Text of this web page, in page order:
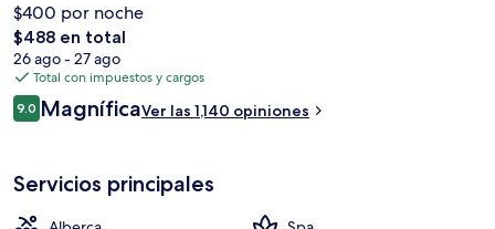
alberca y el personal amable.
$400 por noche
El
precio
total
es
de
$488 en total
26 ago - 27 ago
Total con impuestos y cargos
Opiniones
9.09.0 de 10,
MagníficaVer las 1,140 opiniones
Servicios principales